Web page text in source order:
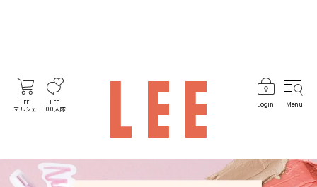
LEE
マルシェ
LEE
100人隊
Login Menu